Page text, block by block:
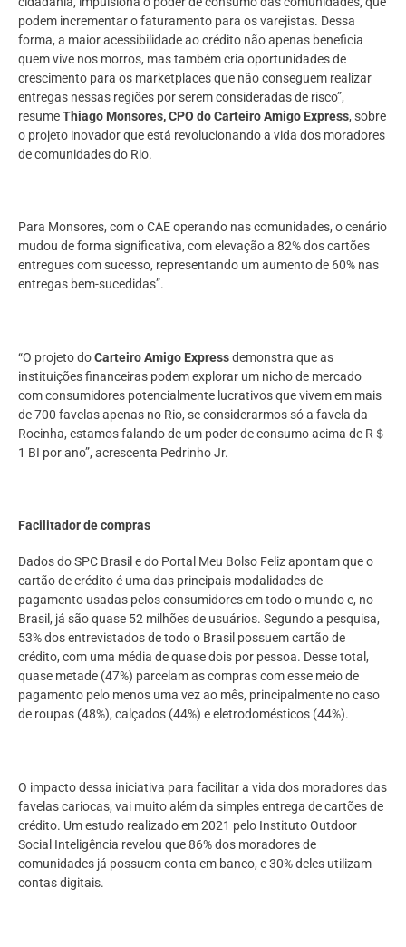
podem incrementar o faturamento para os varejistas. Dessa
forma, a maior acessibilidade ao crédito não apenas beneficia
quem vive nos morros, mas também cria oportunidades de
crescimento para os marketplaces que não conseguem realizar
entregas nessas regiões por serem consideradas de risco”,
resumeThiago Monsores, CPO do Carteiro Amigo Express, sobre
o projeto inovador que está revolucionando a vida dos moradores
de comunidades do Rio.
Para Monsores, com o CAE operando nas comunidades, o cenário
mudou de forma significativa, com elevação a 82% dos cartões
entregues com sucesso, representando um aumento de 60% nas
entregas bem-sucedidas”.
“O projeto doCarteiro Amigo Expressdemonstra que as
instituições financeiras podem explorar um nicho de mercado
com consumidores potencialmente lucrativos que vivem em mais
de 700 favelas apenas no Rio, se considerarmos só a favela da
Rocinha, estamos falando de um poder de consumo acima de R＄
1 BI por ano”, acrescenta Pedrinho Jr.
Facilitador de compras
Dados do SPC Brasil e do Portal Meu Bolso Feliz apontam que o
cartão de crédito é uma das principais modalidades de
pagamento usadas pelos consumidores em todo o mundo e, no
Brasil, já são quase 52 milhões de usuários. Segundo a pesquisa,
53% dos entrevistados de todo o Brasil possuem cartão de
crédito, com uma média de quase dois por pessoa. Desse total,
quase metade (47%) parcelam as compras com esse meio de
pagamento pelo menos uma vez ao mês, principalmente no caso
de roupas (48%), calçados (44%) e eletrodomésticos (44%).
O impacto dessa iniciativa para facilitar a vida dos moradores das
favelas cariocas, vai muito além da simples entrega de cartões de
crédito. Um estudo realizado em 2021 pelo Instituto Outdoor
Social Inteligência revelou que 86% dos moradores de
comunidades já possuem conta em banco, e 30% deles utilizam
contas digitais.